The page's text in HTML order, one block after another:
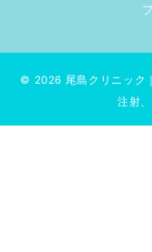
© 2026 尾島クリニック
注射